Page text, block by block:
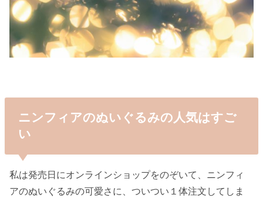
ニンフィアのぬいぐるみの人気はすご
い
私は発売日にオンラインショップをのぞいて、ニンフィ
アのぬいぐるみの可愛さに、ついつい１体注文してしま